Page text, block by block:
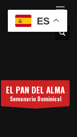
EL PAN DEL ALMA
Semanario Dominical
ES